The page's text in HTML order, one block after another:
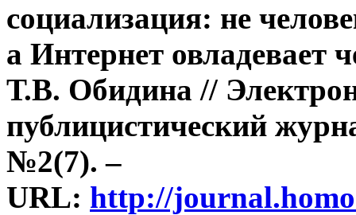
социализация: не
а Интернет
Т.В. Обидина //
публицистический
№2(7). –
URL: http://